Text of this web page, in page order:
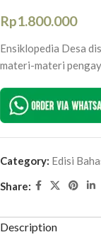
Rp1.800.000
Ensiklopedia Desa
materi-materi
Category: Edisi
Share:
Description